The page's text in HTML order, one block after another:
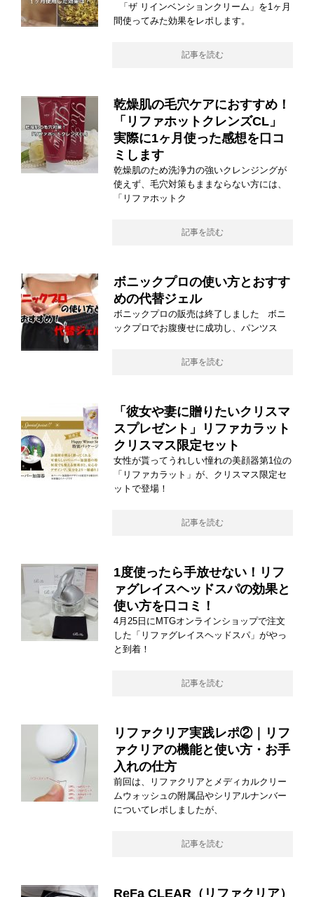
「ザ リインベンションクリーム」を1ヶ月
間使ってみた効果をレポします。
記事を読む
乾燥肌の毛穴ケアにおすすめ！
「リファホットクレンズCL」
実際に1ヶ月使った感想を口コ
ミします
乾燥肌のため洗浄力の強いクレンジングが
使えず、毛穴対策もままならない方には、
「リファホットク
記事を読む
ボニックプロの使い方とおすす
めの代替ジェル
ボニックプロの販売は終了しました ボニ
ックプロでお腹痩せに成功し、パンツス
記事を読む
「彼女や妻に贈りたいクリスマ
スプレゼント」リファカラット
クリスマス限定セット
女性が貰ってうれしい憧れの美顔器第1位の
「リファカラット」が、クリスマス限定セ
ットで登場！
記事を読む
1度使ったら手放せない！リフ
ァグレイスヘッドスパの効果と
使い方を口コミ！
4月25日にMTGオンラインショップで注文
した「リファグレイスヘッドスパ」がやっ
と到着！
記事を読む
リファクリア実践レポ②｜リフ
ァクリアの機能と使い方・お手
入れの仕方
前回は、リファクリアとメディカルクリー
ムウォッシュの附属品やシリアルナンバー
についてレポしましたが、
記事を読む
ReFa CLEAR（リファクリア）